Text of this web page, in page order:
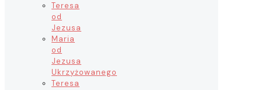
Teresa
od
Jezusa
Maria
od
Jezusa
Ukrzyżowanego
Teresa